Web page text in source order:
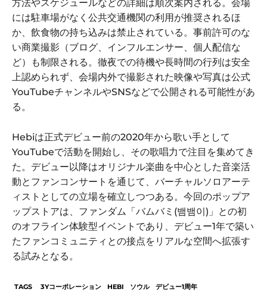
方法やスケジュールなどの詳細は順次案内される。会場
には駐車場がなく公共交通機関の利用が推奨されるほ
か、飲食物の持ち込みは禁止されている。事前許可のな
い商業撮影（ブログ、インフルエンサー、個人配信な
ど）も制限される。徹夜での待機や長時間の行列は安全
上認められず、会場内外で撮影された映像や写真は公式
YouTubeチャンネルやSNSなどで公開される可能性があ
る。
Hebiは正式デビュー前の2020年から歌い手として
YouTubeで活動を開始し、その歌唱力で注目を集めてき
た。デビュー以降はオリジナル楽曲を中心とした音楽活
動とファンコンサートを通じて、バーチャルソロアーテ
ィストとしての立場を確立しつつある。今回のポップア
ップストアは、ファンダム「バムバミ(뱀뱀이)」との初
のオフライン体験型イベントであり、デビュー1年で築い
たファンコミュニティとの接点をリアルな空間へ拡張す
る試みとなる。
TAGS 3Yコーポレーション HEBI ソウル
デビュー1周年